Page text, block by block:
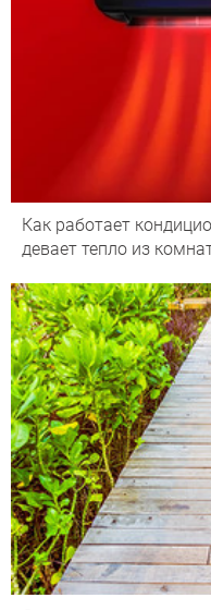
Как работает
девает тепло из